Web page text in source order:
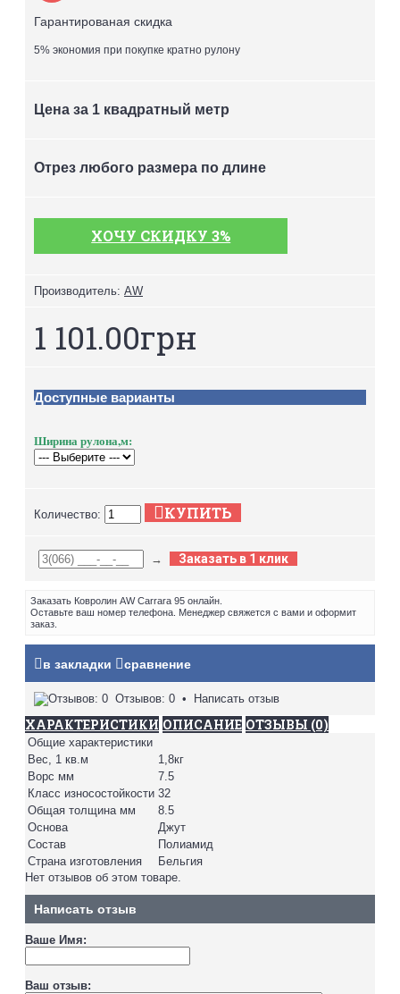
Гарантированая скидка
5% экономия при покупке кратно рулону
Цена за 1 квадратный метр
Отрез любого размера по длине
ХОЧУ СКИДКУ 3%
Производитель: AW
1 101.00грн
Доступные варианты
Ширина рулона,м:
Количество: КУПИТЬ
→ Заказать в 1 клик
Заказать Ковролин AW Carrara 95 онлайн.
Оставьте ваш номер телефона. Менеджер свяжется с вами и оформит
заказ.
в закладки сравнение
Отзывов: 0 • Написать отзыв
ХАРАКТЕРИСТИКИ ОПИСАНИЕ ОТЗЫВЫ (0)
Общие характеристики
Вес, 1 кв.м
1,8кг
Ворс мм
7.5
Класс износостойкости 32
Общая толщина мм
8.5
Основа
Джут
Состав
Полиамид
Страна изготовления
Бельгия
Нет отзывов об этом товаре.
Написать отзыв
Ваше Имя:
Ваш отзыв: